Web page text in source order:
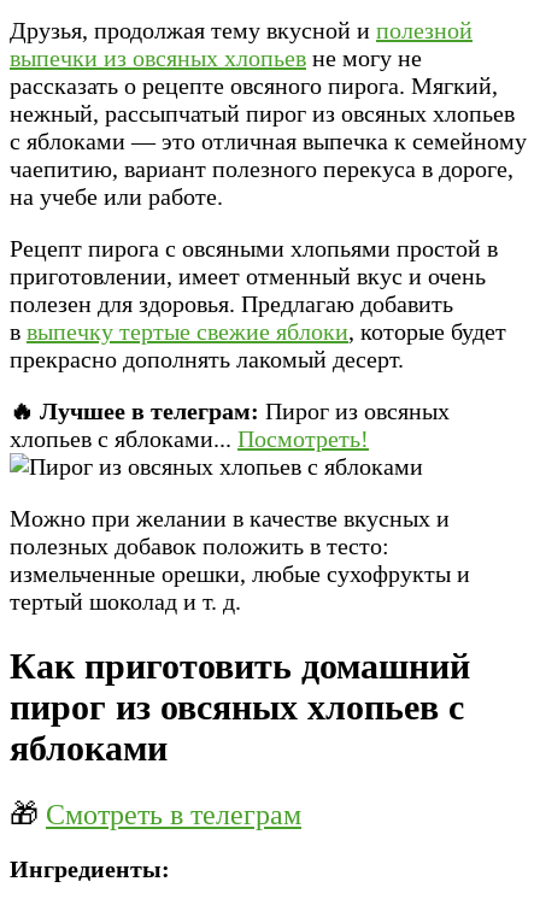
Друзья, продолжая тему вкусной и полезной
выпечки из овсяных хлопьев не могу не
рассказать о рецепте овсяного пирога. Мягкий,
нежный, рассыпчатый пирог из овсяных хлопьев
с яблоками — это отличная выпечка к семейному
чаепитию, вариант полезного перекуса в дороге,
на учебе или работе.
Рецепт пирога с овсяными хлопьями простой в
приготовлении, имеет отменный вкус и очень
полезен для здоровья. Предлагаю добавить
в выпечку тертые свежие яблоки, которые будет
прекрасно дополнять лакомый десерт.
🔥 Лучшее в телеграм: Пирог из овсяных
хлопьев с яблоками... Посмотреть!
Можно при желании в качестве вкусных и
полезных добавок положить в тесто:
измельченные орешки, любые сухофрукты и
тертый шоколад и т. д.
Как приготовить домашний
пирог из овсяных хлопьев с
яблоками
🎁 Смотреть в телеграм
Ингредиенты: